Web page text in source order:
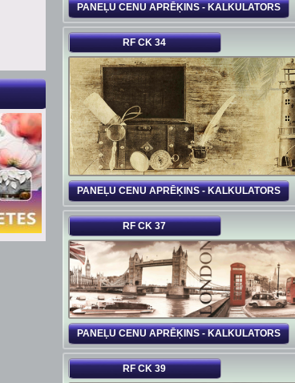
PANEĻU CENU APRĒĶINS - KALKULATORS
RF CK 34
PANEĻU CENU APRĒĶINS - KALKULATORS
RF CK 37
PANEĻU CENU APRĒĶINS - KALKULATORS
RF CK 39